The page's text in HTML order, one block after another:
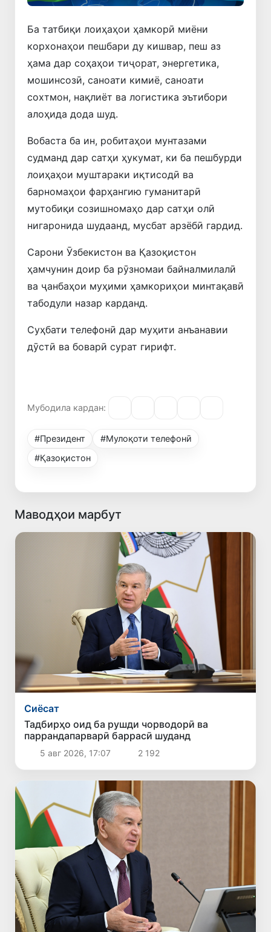
Ба татбиқи лоиҳаҳои ҳамкорӣ миёни
корхонаҳои пешбари ду кишвар, пеш аз
ҳама дар соҳаҳои тиҷорат, энергетика,
мошинсозӣ, саноати кимиё, саноати
сохтмон, нақлиёт ва логистика эътибори
алоҳида дода шуд.
Вобаста ба ин, робитаҳои мунтазами
судманд дар сатҳи ҳукумат, ки ба пешбурди
лоиҳаҳои муштараки иқтисодӣ ва
барномаҳои фарҳангию гуманитарӣ
мутобиқи созишномаҳо дар сатҳи олӣ
нигаронида шудаанд, мусбат арзёбӣ гардид.
Сарони Ӯзбекистон ва Қазоқистон
ҳамчунин доир ба рӯзномаи байналмилалӣ
ва ҷанбаҳои муҳими ҳамкориҳои минтақавӣ
табодули назар карданд.
Суҳбати телефонӣ дар муҳити анъанавии
дӯстӣ ва боварӣ сурат гирифт.
Мубодила кардан:
#Президент
#Мулоқоти телефонӣ
#Қазоқистон
Маводҳои марбут
Сиёсат
Тадбирҳо оид ба рушди чорводорӣ ва
паррандапарварӣ баррасӣ шуданд
5 авг 2026, 17:07 2 192